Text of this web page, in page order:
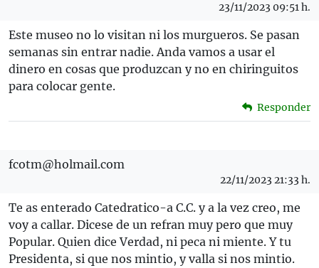
23/11/2023 09:51 h.
Este museo no lo visitan ni los murgueros. Se pasan
semanas sin entrar nadie. Anda vamos a usar el
dinero en cosas que produzcan y no en chiringuitos
para colocar gente.
Responder
fcotm@holmail.com
22/11/2023 21:33 h.
Te as enterado Catedratico-a C.C. y a la vez creo, me
voy a callar. Dicese de un refran muy pero que muy
Popular. Quien dice Verdad, ni peca ni miente. Y tu
Presidenta, si que nos mintio, y valla si nos mintio.